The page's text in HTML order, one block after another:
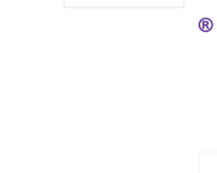
به‌روزرسانی‌های سایت